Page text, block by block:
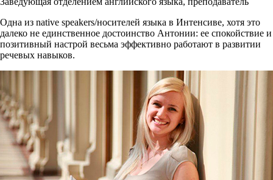
Одна из native speakers/носителей языка в Интенсиве, хотя это
далеко не единственное достоинство Антонии: ее спокойствие и
позитивный настрой весьма эффективно работают в развитии
речевых навыков.